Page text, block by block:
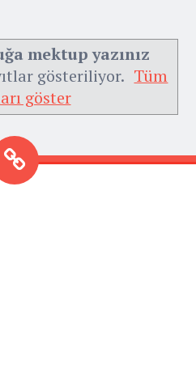
mektup yazınız
gösteriliyor. Tüm
göster